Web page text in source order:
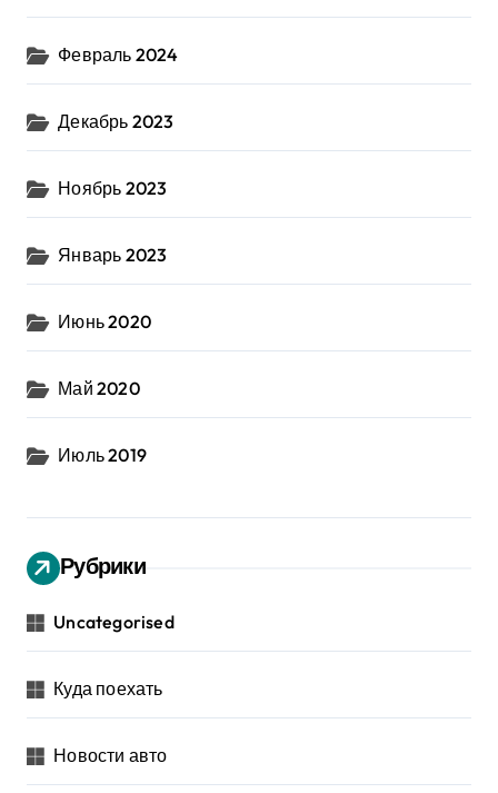
Февраль 2024
Декабрь 2023
Ноябрь 2023
Январь 2023
Июнь 2020
Май 2020
Июль 2019
Рубрики
Uncategorised
Куда поехать
Новости авто